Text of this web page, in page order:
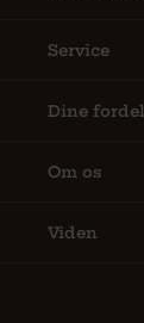
Service
Dine
Om os
Viden